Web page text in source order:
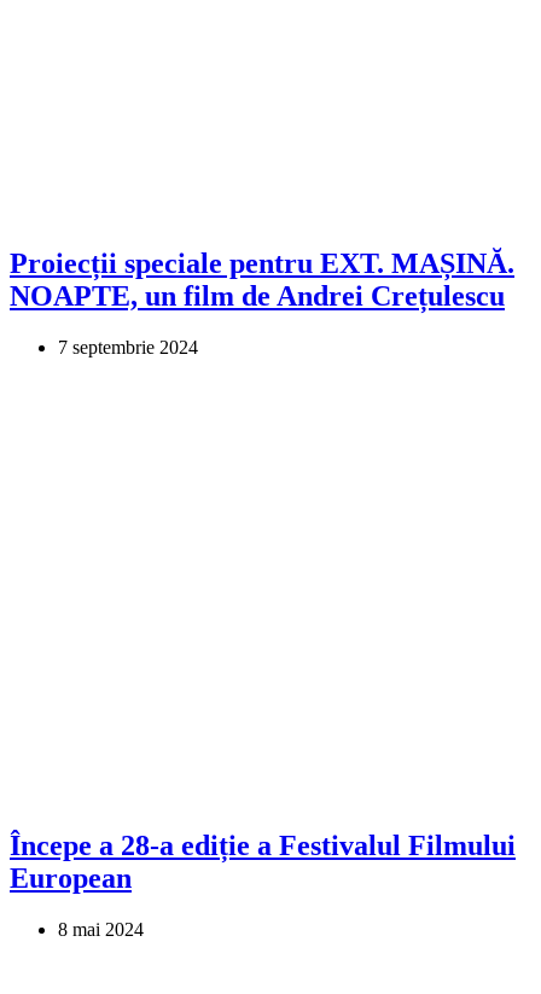
Proiecții speciale pentru EXT. MAȘINĂ.
NOAPTE, un film de Andrei Crețulescu
7 septembrie 2024
Începe a 28-a ediție a Festivalul Filmului
European
8 mai 2024